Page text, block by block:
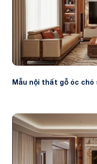
Mẫu nội thất gỗ óc chó